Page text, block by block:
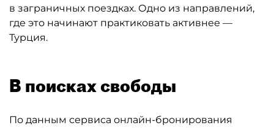
в заграничных поездках. Одно из направлений,
где это начинают практиковать активнее —
Турция.
В поисках свободы
По данным сервиса онлайн-бронирования